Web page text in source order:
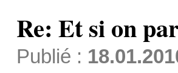
Re: Et si on
Publié :